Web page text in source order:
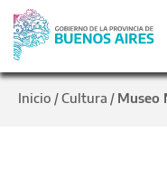
Inicio /Cultura / Museo